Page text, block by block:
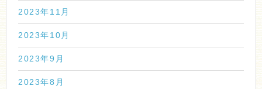
2023年11月
2023年10月
2023年9月
2023年8月